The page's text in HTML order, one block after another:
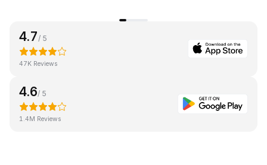
4.7 / 5
47K Reviews
4.6/ 5
1.4M Reviews